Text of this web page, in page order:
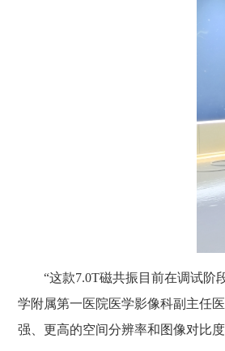
“这款7.0T磁共振目前在调试阶段
学附属第一医院医学影像科副主任
强、更高的空间分辨率和图像对比度